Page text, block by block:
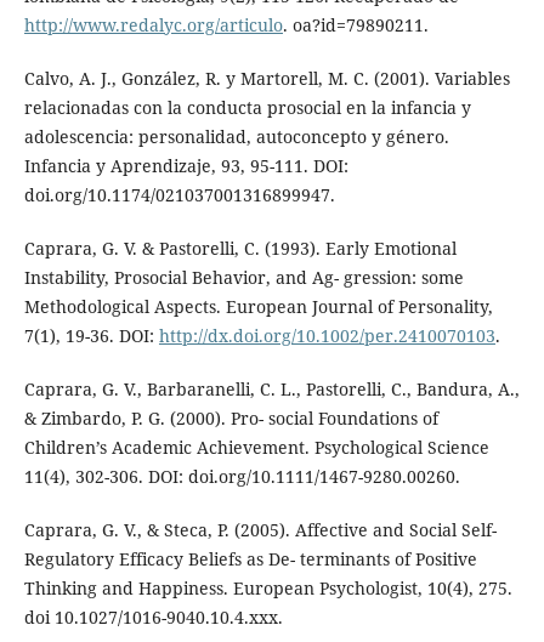
http://www.redalyc.org/articulo. oa?id=79890211.
Calvo, A. J., González, R. y Martorell, M. C. (2001). Variables
relacionadas con la conducta prosocial en la infancia y
adolescencia: personalidad, autoconcepto y género.
Infancia y Aprendizaje, 93, 95-111. DOI:
doi.org/10.1174/021037001316899947.
Caprara, G. V. & Pastorelli, C. (1993). Early Emotional
Instability, Prosocial Behavior, and Ag- gression: some
Methodological Aspects. European Journal of Personality,
7(1), 19-36. DOI: http://dx.doi.org/10.1002/per.2410070103.
Caprara, G. V., Barbaranelli, C. L., Pastorelli, C., Bandura, A.,
& Zimbardo, P. G. (2000). Pro- social Foundations of
Children’s Academic Achievement. Psychological Science
11(4), 302-306. DOI: doi.org/10.1111/1467-9280.00260.
Caprara, G. V., & Steca, P. (2005). Affective and Social Self-
Regulatory Efficacy Beliefs as De- terminants of Positive
Thinking and Happiness. European Psychologist, 10(4), 275.
doi 10.1027/1016-9040.10.4.xxx.